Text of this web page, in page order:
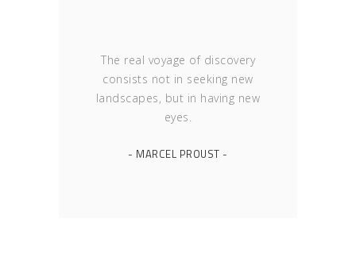
The real voyage of discovery
consists not in seeking new
landscapes, but in having new
eyes.
- MARCEL PROUST -